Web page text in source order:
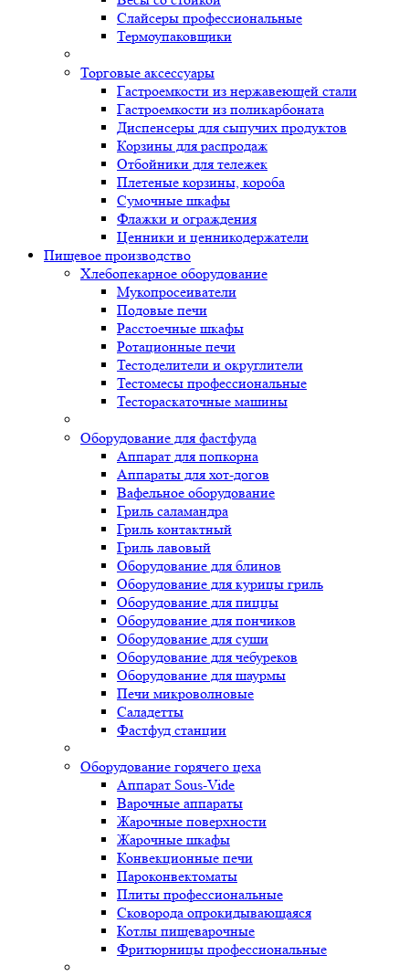
Слайсеры профессиональные
Термоупаковщики
Торговые аксессуары
Гастроемкости из нержавеющей стали
Гастроемкости из поликарбоната
Диспенсеры для сыпучих продуктов
Корзины для распродаж
Отбойники для тележек
Плетеные корзины, короба
Сумочные шкафы
Флажки и ограждения
Ценники и ценникодержатели
Пищевое производство
Хлебопекарное оборудование
Мукопросеиватели
Подовые печи
Расстоечные шкафы
Ротационные печи
Тестоделители и округлители
Тестомесы профессиональные
Тестораскаточные машины
Оборудование для фастфуда
Аппарат для попкорна
Аппараты для хот-догов
Вафельное оборудование
Гриль саламандра
Гриль контактный
Гриль лавовый
Оборудование для блинов
Оборудование для курицы гриль
Оборудование для пиццы
Оборудование для пончиков
Оборудование для суши
Оборудование для чебуреков
Оборудование для шаурмы
Печи микроволновые
Саладетты
Фастфуд станции
Оборудование горячего цеха
Аппарат Sous-Vide
Варочные аппараты
Жарочные поверхности
Жарочные шкафы
Конвекционные печи
Пароконвектоматы
Плиты профессиональные
Сковорода опрокидывающаяся
Котлы пищеварочные
Фритюрницы профессиональные